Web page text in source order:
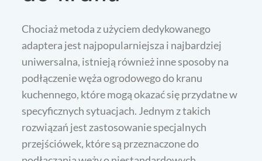
Chociaż metoda z użyciem dedykowanego
adaptera jest najpopularniejsza i najbardziej
uniwersalna, istnieją również inne sposoby na
podłączenie węża ogrodowego do kranu
kuchennego, które mogą okazać się przydatne w
specyficznych sytuacjach. Jednym z takich
rozwiązań jest zastosowanie specjalnych
przejściówek, które są przeznaczone do